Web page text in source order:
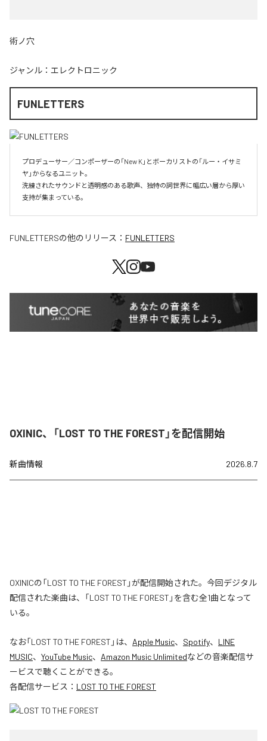
術ノ穴
ジャンル： エレクトロニック
FUNLETTERS
プロデューサー／コンポーザーの「New K」とボーカリストの「ルー・イサミ
ヤ」からなるユニット。
洗練されたサウンドと透明感のある歌声、独特の詞世界に幅広い層から厚い
支持が集まっている。
FUNLETTERSの他のリリース： FUNLETTERS
OXINIC、「LOST TO THE FOREST」を配信開始
新曲情報 2026.8.7
OXINICの「LOST TO THE FOREST」が配信開始された。今回デジタル
配信された楽曲は、「LOST TO THE FOREST」を含む全1曲となって
いる。
なお「LOST TO THE FOREST 」は、 Apple Music、 Spotify、 LINE
MUSIC、 YouTube Music、 Amazon Music Unlimitedなどの音楽配信サ
ービスで聴くことができる。
各配信サービス： LOST TO THE FOREST